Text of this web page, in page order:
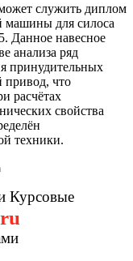
служить диплом
машины для силоса
Данное навесное
анализа ряд
принудительных
привод, что
расчётах
свойства
техники.
Курсовые